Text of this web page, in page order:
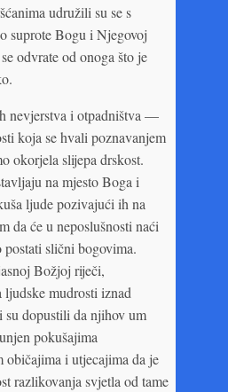
udružili su se s
suprote Bogu i Njegovoj
odvrate od onoga što je
nevjerstva i otpadništva —
koja se hvali poznavanjem
okorjela slijepa drskost.
na mjesto Boga i
ljude pozivajući ih na
da će u neposlušnosti naći
slični bogovima.
Božjoj riječi,
mudrosti iznad
dopustili da njihov um
pokušajima
običajima i utjecajima da je
razlikovanja svjetla od tame